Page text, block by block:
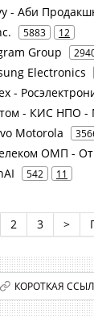
- Аби
5883 12
Group
Electronics
-
- КИС НПО -
Motorola
ОМП -
542 11
2 3 >
КОРОТКАЯ